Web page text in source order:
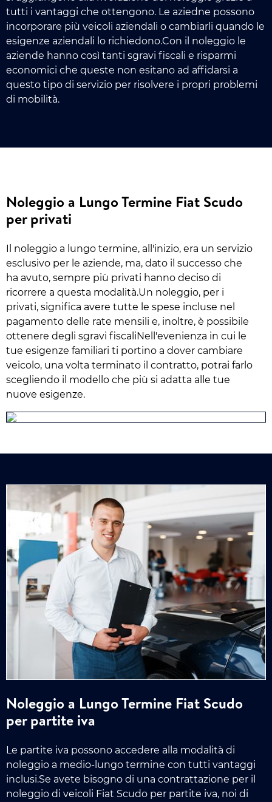
tutti i vantaggi che ottengono. Le aziedne possono
incorporare più veicoli aziendali o cambiarli quando le
esigenze aziendali lo richiedono.Con il noleggio le
aziende hanno così tanti sgravi fiscali e risparmi
economici che queste non esitano ad affidarsi a
questo tipo di servizio per risolvere i propri problemi
di mobilità.
Noleggio a Lungo Termine Fiat Scudo
per privati
Il noleggio a lungo termine, all'inizio, era un servizio
esclusivo per le aziende, ma, dato il successo che
ha avuto, sempre più privati hanno deciso di
ricorrere a questa modalità.Un noleggio, per i
privati, significa avere tutte le spese incluse nel
pagamento delle rate mensili e, inoltre, è possibile
ottenere degli sgravi fiscaliNell'evenienza in cui le
tue esigenze familiari ti portino a dover cambiare
veicolo, una volta terminato il contratto, potrai farlo
scegliendo il modello che più si adatta alle tue
nuove esigenze.
Noleggio a Lungo Termine Fiat Scudo
per partite iva
Le partite iva possono accedere alla modalità di
noleggio a medio-lungo termine con tutti vantaggi
inclusi.Se avete bisogno di una contrattazione per il
noleggio di veicoli Fiat Scudo per partite iva, noi di